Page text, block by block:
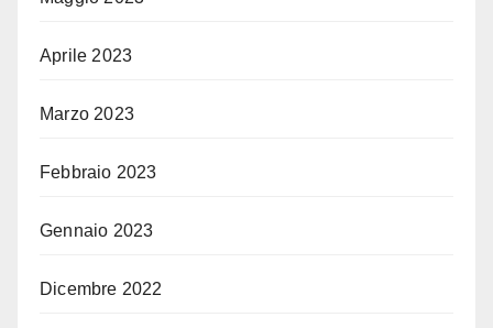
Aprile 2023
Marzo 2023
Febbraio 2023
Gennaio 2023
Dicembre 2022